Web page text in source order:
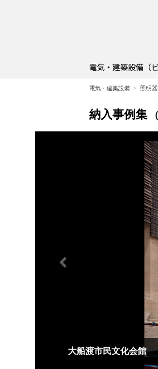
電気・建築設備（ビ
電気・建築設備 照明
納入事例集
大船渡市民文化会館